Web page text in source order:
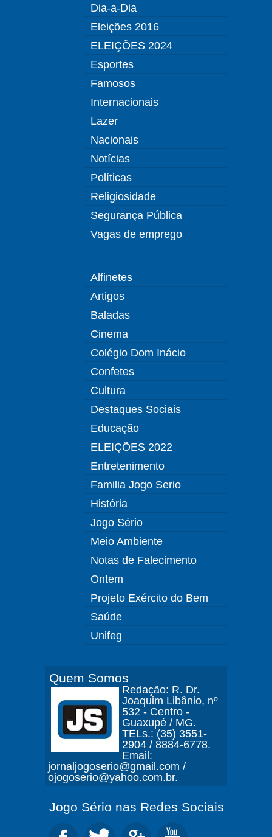
Dia-a-Dia
Eleições 2016
ELEIÇÕES 2024
Esportes
Famosos
Internacionais
Lazer
Nacionais
Notícias
Políticas
Religiosidade
Segurança Pública
Vagas de emprego
Alfinetes
Artigos
Baladas
Cinema
Colégio Dom Inácio
Confetes
Cultura
Destaques Sociais
Educação
ELEIÇÕES 2022
Entretenimento
Familia Jogo Serio
História
Jogo Sério
Meio Ambiente
Notas de Falecimento
Ontem
Projeto Exército do Bem
Saúde
Unifeg
Quem Somos
Redação: R. Dr.
Joaquim Libânio, nº
532 - Centro -
Guaxupé / MG.
TELs.: (35) 3551-
2904 / 8884-6778.
Email:
jornaljogoserio@gmail.com /
ojogoserio@yahoo.com.br.
Jogo Sério nas Redes Sociais